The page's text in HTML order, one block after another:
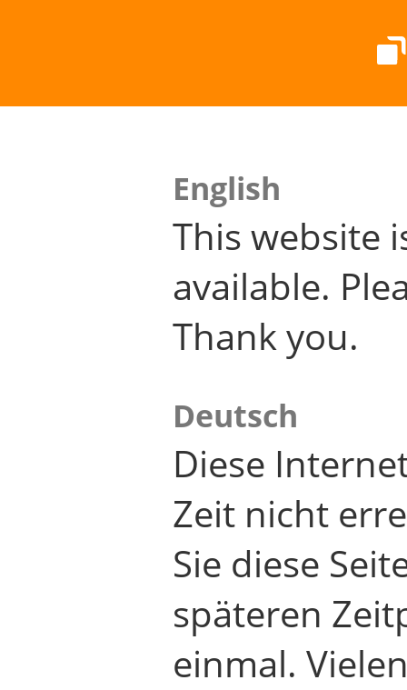
English
This website
available.
Thank you.
Deutsch
Diese
Zeit nicht
Sie diese
späteren
einmal.